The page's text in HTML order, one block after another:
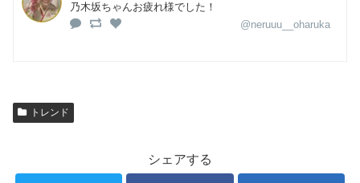
乃木坂ちゃんお疲れ様でした！
@neruuu__oharuka
トレンド
シェアする